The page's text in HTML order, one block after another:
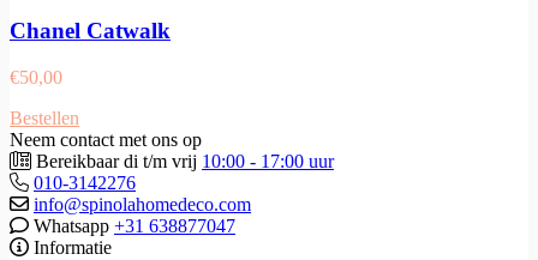
Chanel Catwalk
€50,00
Bestellen
Neem contact met ons op
Bereikbaar di t/m vrij 10:00 - 17:00 uur
010-3142276
info@spinolahomedeco.com
Whatsapp +31 638877047
Informatie